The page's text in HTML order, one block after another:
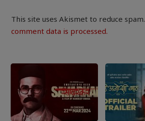
This site uses Akismet to reduce spam.
comment data is processed.